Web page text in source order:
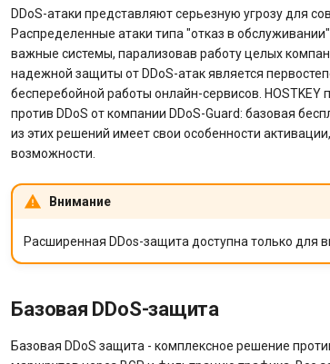
DDoS-атаки представляют серьезную угрозу для
Распределенные атаки типа "отказ в
важные системы, парализовав работу целых
надежной защиты от DDoS-атак является
бесперебойной работы онлайн-сервисов.
против DDoS от компании DDoS-Guard: базовая
из этих решений имеет свои особенности
возможности.
Внимание
Расширенная DDos-защита доступна только для
Базовая DDoS-защита
Базовая DDoS защита - комплексное решение